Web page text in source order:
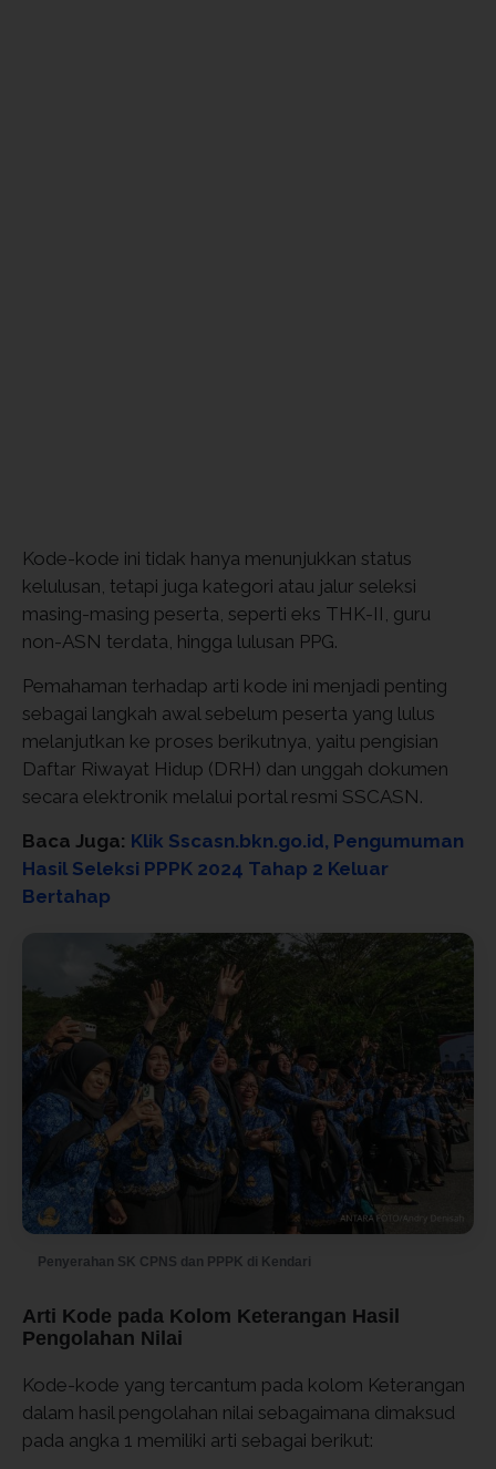
Kode-kode ini tidak hanya menunjukkan status
kelulusan, tetapi juga kategori atau jalur seleksi
masing-masing peserta, seperti eks THK-II, guru
non-ASN terdata, hingga lulusan PPG.
Pemahaman terhadap arti kode ini menjadi penting
sebagai langkah awal sebelum peserta yang lulus
melanjutkan ke proses berikutnya, yaitu pengisian
Daftar Riwayat Hidup (DRH) dan unggah dokumen
secara elektronik melalui portal resmi SSCASN.
Baca Juga: Klik Sscasn.bkn.go.id, Pengumuman
Hasil Seleksi PPPK 2024 Tahap 2 Keluar
Bertahap
Penyerahan SK CPNS dan PPPK di Kendari
Arti Kode pada Kolom Keterangan Hasil
Pengolahan Nilai
Kode-kode yang tercantum pada kolom Keterangan
dalam hasil pengolahan nilai sebagaimana dimaksud
pada angka 1 memiliki arti sebagai berikut: